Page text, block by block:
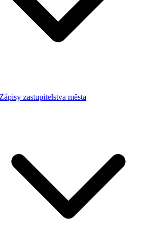
Zápisy zastupitelstva města